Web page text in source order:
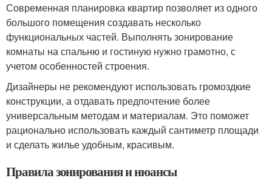
Современная планировка квартир позволяет из одного
большого помещения создавать несколько
функциональных частей. Выполнять зонирование
комнаты на спальню и гостиную нужно грамотно, с
учетом особенностей строения.
Дизайнеры не рекомендуют использовать громоздкие
конструкции, а отдавать предпочтение более
универсальным методам и материалам. Это поможет
рационально использовать каждый сантиметр площади
и сделать жилье удобным, красивым.
Правила зонирования и нюансы